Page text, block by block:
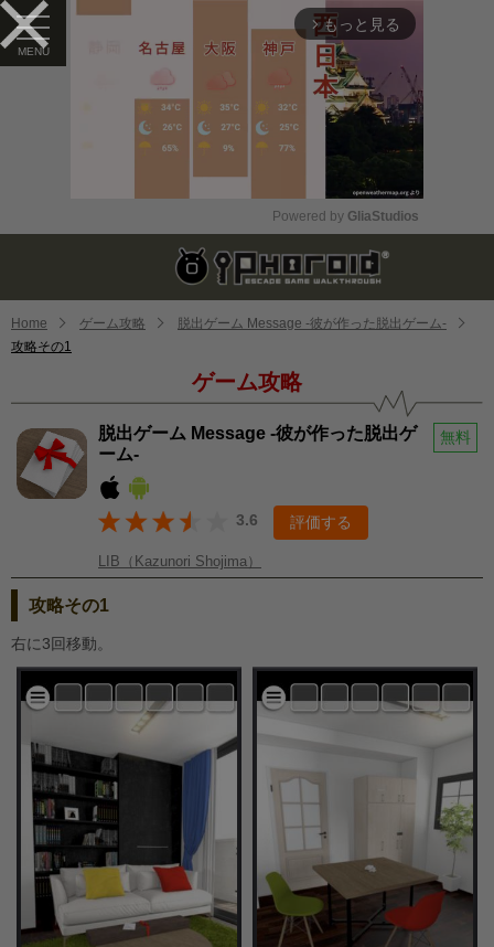
arrow_forward_ios もっと見る
Mute
Powered by GliaStudios
Home ゲーム攻略
脱出ゲーム Message -彼が作った脱出ゲーム-
攻略その1
ゲーム攻略
脱出ゲーム Message -彼が作った脱出ゲ
ーム-
無料
3.6 評価する
LIB（Kazunori Shojima）
攻略その1
右に3回移動。